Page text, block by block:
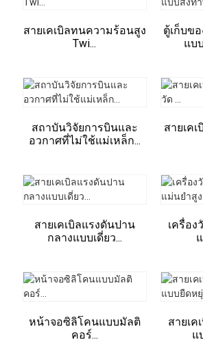
สายเคเบิลทนความร้อนสูง
Twi...
ตู้เก็บข
แบ
สถาบันวิจัยการบินและ
อวกาศที่ไม่ใช้แม่เหล็ก...
สายเค
สายเคเบิลแรงดันปาน
กลางแบบเดี่ยว...
เครื่อ
หน้าจอซิลิโคนแบบมัลติ
คอร์...
สายเ
แ